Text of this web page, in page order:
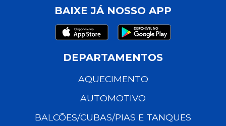
BAIXE JÁ NOSSO APP
DEPARTAMENTOS
AQUECIMENTO
AUTOMOTIVO
BALCÕES/CUBAS/PIAS E TANQUES